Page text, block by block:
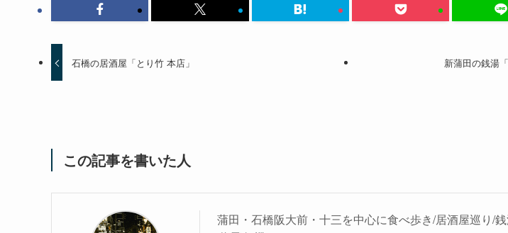
石橋の居酒屋「とり竹 本店」 新蒲田の銭湯
この記事を書いた人
蒲田・石橋阪大前・十三を中心に食べ歩き/居酒屋巡り/